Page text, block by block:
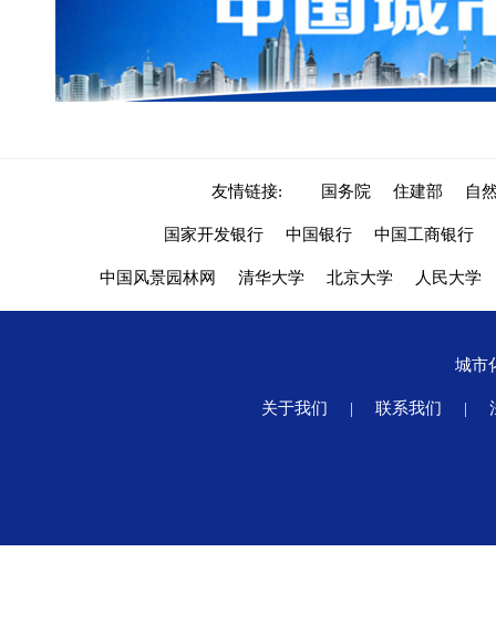
友情链接: 国务院 住建部 自
国家开发银行 中国银行 中国工商银行
中国风景园林网 清华大学 北京大学 人民大学
城市
关于我们 | 联系我们 |